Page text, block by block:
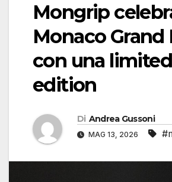
Mongrip
Monaco Grand
con una limited
edition
Di Andrea Gussoni
MAG 13, 2026